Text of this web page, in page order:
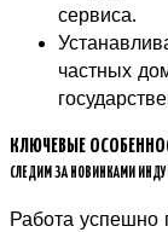
сервиса.
частных
КЛЮЧЕВЫЕ
СЛЕДИМ ЗА НОВИНКАМИ
Работа успешно